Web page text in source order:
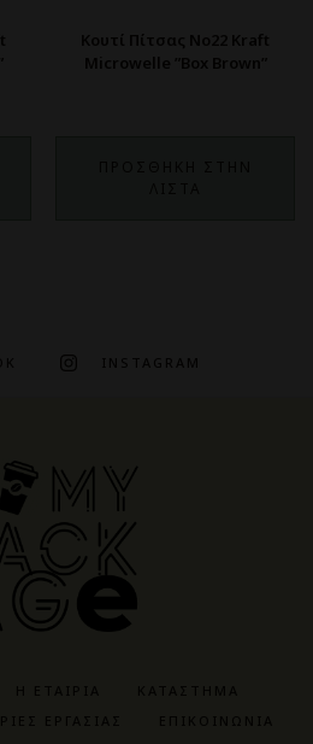
Κουτί Πίτσας Νο22 Kraft
Microwelle ”Box Brown”
INSTAGRAM